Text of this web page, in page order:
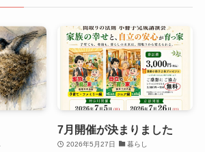
7月開催が決まりました
2026年5月27日 暮らし